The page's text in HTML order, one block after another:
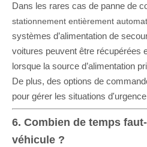
Dans les rares cas de panne de
stationnement entièrement
systèmes d’alimentation de
voitures peuvent être récupérées
lorsque la source d’alimentation
De plus, des options de
pour gérer les situations
6. Combien de temps
véhicule ?